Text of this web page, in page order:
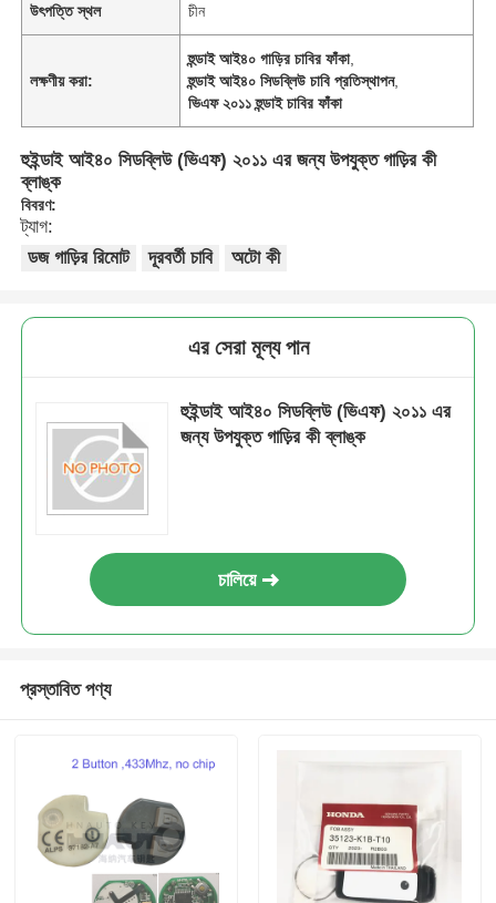
উৎপত্তি স্থল চীন
লক্ষণীয় করা:
হুন্ডাই আই৪০ গাড়ির চাবির ফাঁকা,
হুন্ডাই আই৪০ সিডব্লিউ চাবি প্রতিস্থাপন,
ভিএফ ২০১১ হুন্ডাই চাবির ফাঁকা
হুইন্ডাই আই৪০ সিডব্লিউ (ভিএফ) ২০১১ এর জন্য উপযুক্ত গাড়ির কী
ব্লাঙ্ক
বিবরণ:
ট্যাগ:
ডজ গাড়ির রিমোট
দূরবর্তী চাবি অটো কী
এর সেরা মূল্য পান
হুইন্ডাই আই৪০ সিডব্লিউ (ভিএফ) ২০১১ এর
জন্য উপযুক্ত গাড়ির কী ব্লাঙ্ক
চালিয়ে
প্রস্তাবিত পণ্য